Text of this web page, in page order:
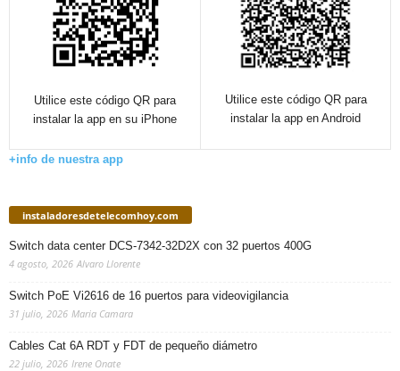
Utilice este código QR para
instalar la app en su iPhone
Utilice este código QR para
instalar la app en Android
+info de nuestra app
instaladoresdetelecomhoy.com
Switch data center DCS-7342-32D2X con 32 puertos 400G
4 agosto, 2026 Alvaro Llorente
Switch PoE Vi2616 de 16 puertos para videovigilancia
31 julio, 2026 Maria Camara
Cables Cat 6A RDT y FDT de pequeño diámetro
22 julio, 2026 Irene Onate